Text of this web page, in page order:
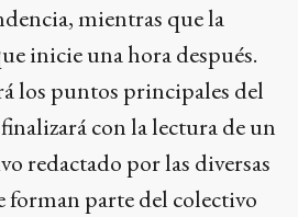
mientras que la
inicie una hora después.
los puntos principales del
con la lectura de un
redactado por las diversas
forman parte del colectivo